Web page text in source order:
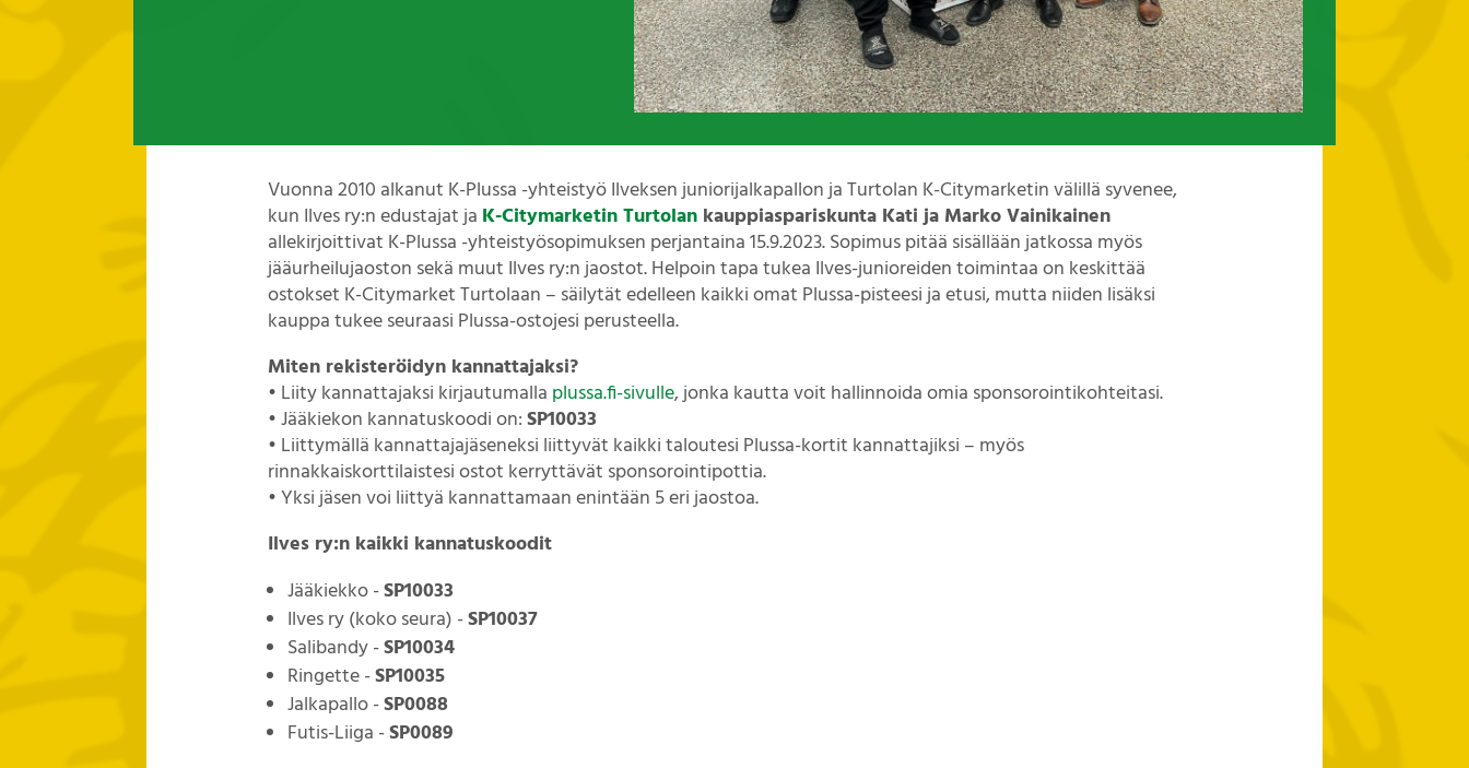
Vuonna 2010 alkanut K-Plussa -yhteistyö Ilveksen juniorijalkapallon ja Turtolan K-Citymarketin välillä syvenee,
kun Ilves ry:n edustajat ja K-Citymarketin Turtolan kauppiaspariskunta Kati ja Marko Vainikainen
allekirjoittivat K-Plussa -yhteistyösopimuksen perjantaina 15.9.2023. Sopimus pitää sisällään jatkossa myös
jääurheilujaoston sekä muut Ilves ry:n jaostot. Helpoin tapa tukea Ilves-junioreiden toimintaa on keskittää
ostokset K-Citymarket Turtolaan – säilytät edelleen kaikki omat Plussa-pisteesi ja etusi, mutta niiden lisäksi
kauppa tukee seuraasi Plussa-ostojesi perusteella.
Miten rekisteröidyn kannattajaksi?
• Liity kannattajaksi kirjautumalla plussa.fi-sivulle, jonka kautta voit hallinnoida omia sponsorointikohteitasi.
• Jääkiekon kannatuskoodi on:SP10033
• Liittymällä kannattajajäseneksi liittyvät kaikki taloutesi Plussa-kortit kannattajiksi – myös
rinnakkaiskorttilaistesi ostot kerryttävät sponsorointipottia.
• Yksi jäsen voi liittyä kannattamaan enintään 5 eri jaostoa.
Ilves ry:n kaikki kannatuskoodit
Jääkiekko -SP10033
Ilves ry (koko seura) -SP10037
Salibandy -SP10034
Ringette -SP10035
Jalkapallo -SP0088
Futis-Liiga -SP0089